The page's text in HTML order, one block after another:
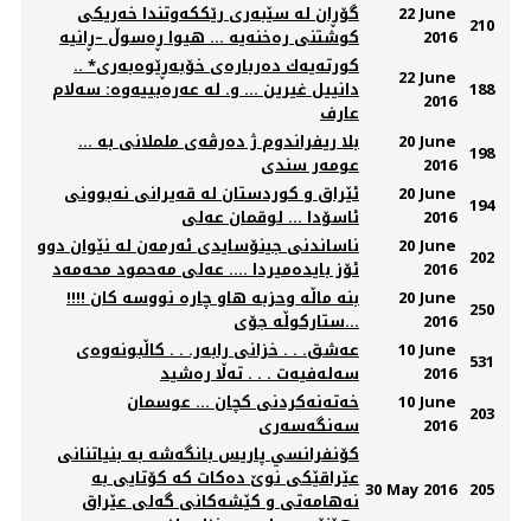
گۆڕان له‌ سێبه‌ری رێككه‌وتندا خه‌ریكی
22 June
2016 210
کورته‌یه‌ك ده‌رباره‌ی خۆبه‌ڕێوه‌به‌ری* ..
دانییل غیرین ... و. له‌ عه‌ره‌بییه‌وه‌: سه‌لام
عارف
22 June
2016 188
بلا ریفراندوم ژ ده‌رڤه‌ی ململانی به‌ ...
عومه‌ر سندی
20 June
2016 198
ئێراق و کوردستان لە قەیرانی نەبوونی
ئاسۆدا ... لوقمان عەلی
20 June
2016 194
ناساندنی جینۆسایدی ئه‌رمه‌ن له‌ نێوان دوو
ئۆز بایده‌میردا .... عه‌لی مه‌حمود محه‌مه‌د
20 June
2016 202
بنه ماڵه وحزبه هاو چاره نووسه کان !!!!
...ستارکوڵه جۆی
20 June
2016 250
عەشق. . . خزانی رابەر. . . کاڵبونەوەی
سەلەفیەت . . . تەڵا رەشید
10 June
2016 531
خه‌ته‌نه‌كردنی كچان ... عوسمان
سه‌نگه‌سه‌ری
10 June
2016 203
کۆنفرانسي پاریس بانگەشە بە بنیاتنانی
عێراقێکی نوێ دەکات کە کۆتایی بە
نەهامەتی و کێشەکانی گەلی عێراق 30 May 2016 205